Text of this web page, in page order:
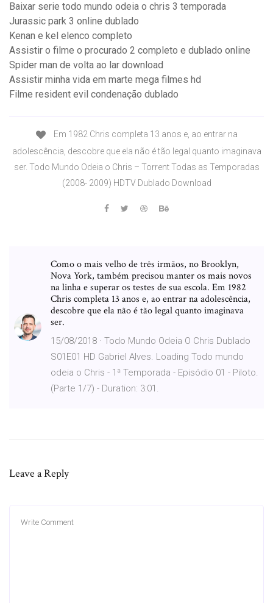
Baixar serie todo mundo odeia o chris 3 temporada
Jurassic park 3 online dublado
Kenan e kel elenco completo
Assistir o filme o procurado 2 completo e dublado online
Spider man de volta ao lar download
Assistir minha vida em marte mega filmes hd
Filme resident evil condenação dublado
Em 1982 Chris completa 13 anos e, ao entrar na
adolescência, descobre que ela não é tão legal quanto imaginava
ser. Todo Mundo Odeia o Chris – Torrent Todas as Temporadas
(2008- 2009) HDTV Dublado Download
Como o mais velho de três irmãos, no Brooklyn,
Nova York, também precisou manter os mais novos
na linha e superar os testes de sua escola. Em 1982
Chris completa 13 anos e, ao entrar na adolescência,
descobre que ela não é tão legal quanto imaginava
ser.
15/08/2018 · Todo Mundo Odeia O Chris Dublado
S01E01 HD Gabriel Alves. Loading Todo mundo
odeia o Chris - 1ª Temporada - Episódio 01 - Piloto.
(Parte 1/7) - Duration: 3:01.
Leave a Reply